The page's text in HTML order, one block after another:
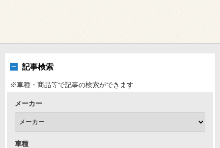
記事検索
※車種・商品等で記事の検索ができます
メーカー
車種